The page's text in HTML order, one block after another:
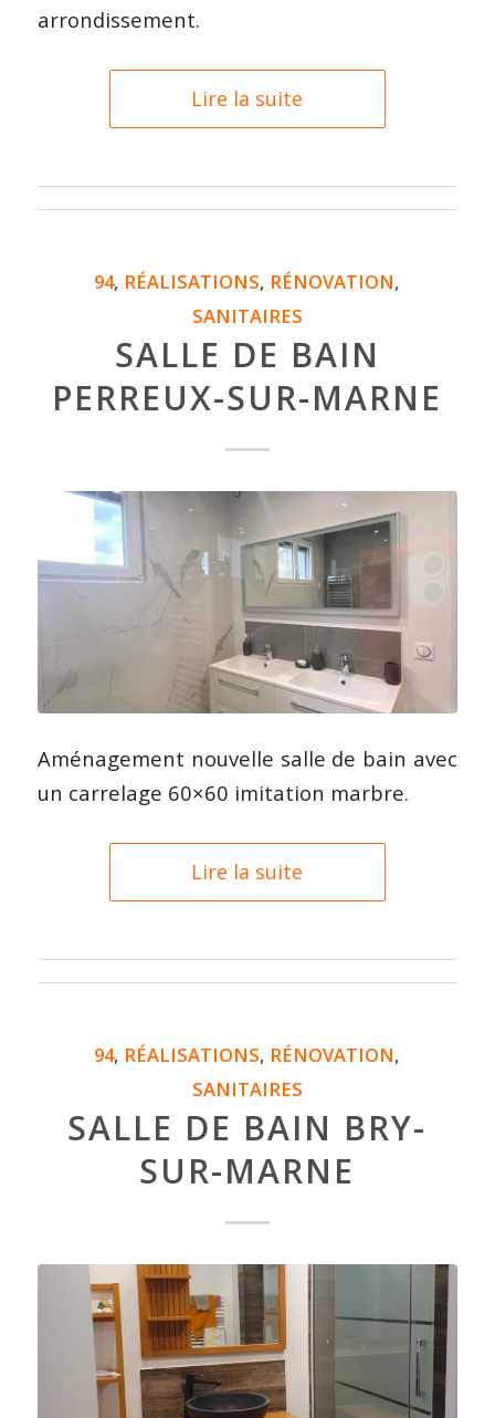
arrondissement.
Lire la suite
94, RÉALISATIONS, RÉNOVATION,
SANITAIRES
SALLE DE BAIN
PERREUX-SUR-MARNE
Aménagement nouvelle salle de bain avec
un carrelage 60×60 imitation marbre.
Lire la suite
94, RÉALISATIONS, RÉNOVATION,
SANITAIRES
SALLE DE BAIN BRY-
SUR-MARNE